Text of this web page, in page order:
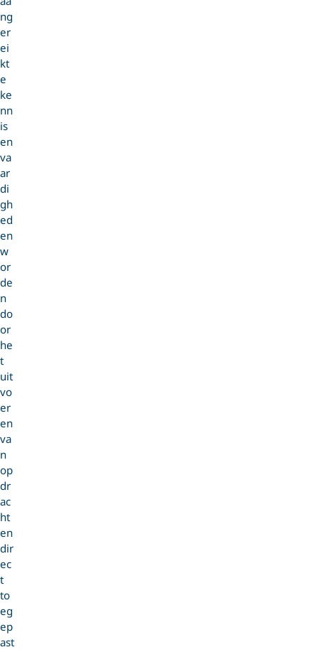
ng
er
ei
kt
e
ke
nn
is
en
va
ar
di
gh
ed
en
w
or
de
n
do
or
he
t
uit
vo
er
en
va
n
op
dr
ac
ht
en
dir
ec
t
to
eg
ep
ast